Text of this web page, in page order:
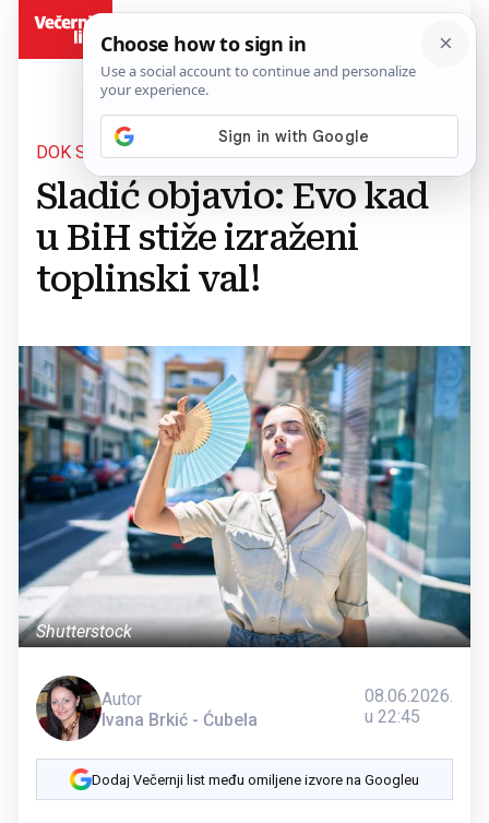
DOK SE NAJAVLJUJE EL NIÑO...
Sladić objavio: Evo kad
u BiH stiže izraženi
toplinski val!
Shutterstock
Autor
Ivana Brkić - Ćubela
08.06.2026.
u 22:45
Dodaj Večernji list među omiljene izvore na Googleu